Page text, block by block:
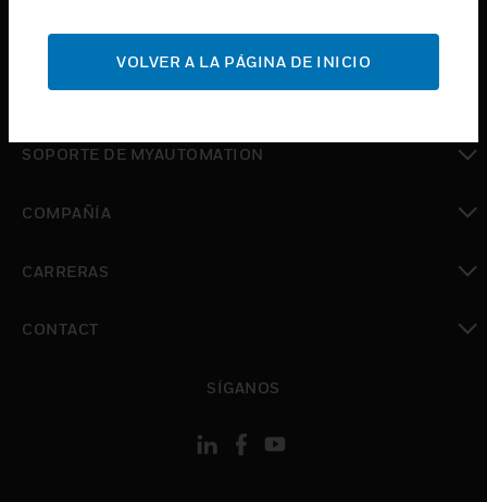
SOPORTE
DÓNDE COMPRAR
Cambiar vista
SOPORTE DE MYAUTOMATION
COMPAÑÍA
CARRERAS
CONTACT
SÍGANOS
VOLVER A LA PÁGINA DE INICIO